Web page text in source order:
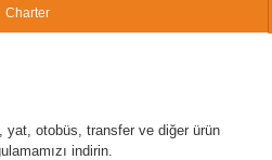
Charter
yat, otobüs, transfer ve diğer ürün
indirin.